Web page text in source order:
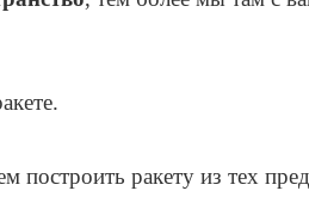
построить ракету из тех